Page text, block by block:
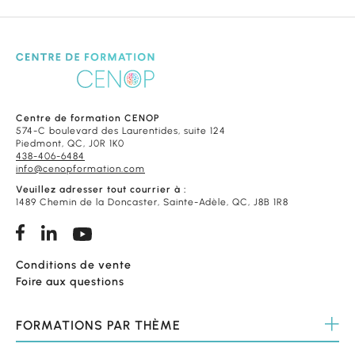
Centre de formation CENOP
574-C boulevard des Laurentides, suite 124
Piedmont, QC, J0R 1K0
438-406-6484
info@cenopformation.com
Veuillez adresser tout courrier à :
1489 Chemin de la Doncaster, Sainte-Adèle, QC, J8B 1R8
Conditions de vente
Foire aux questions
FORMATIONS PAR THÈME